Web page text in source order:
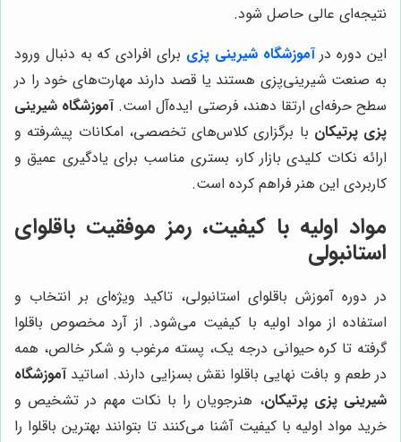
نتیجه‌ای عالی حاصل شود.
این دوره درآموزشگاه شیرینی پزی برای افرادی که به دنبال ورود
به صنعت شیرینی‌پزی هستند یا قصد دارند مهارت‌های خود را در
سطح حرفه‌ای ارتقا دهند، فرصتی ایده‌آل است.آموزشگاه شیرینی
پزی پرتیکان با برگزاری کلاس‌های تخصصی، امکانات پیشرفته و
ارائه نکات کلیدی بازار کار، بستری مناسب برای یادگیری عمیق و
کاربردی این هنر فراهم کرده است.
مواد اولیه با کیفیت، رمز موفقیت باقلوای
استانبولی
در دوره آموزش باقلوای استانبولی، تاکید ویژه‌ای بر انتخاب و
استفاده از مواد اولیه با کیفیت می‌شود. از آرد مخصوص باقلوا
گرفته تا کره حیوانی درجه یک، پسته مرغوب و شکر خالص، همه
در طعم و بافت نهایی باقلوا نقش بسزایی دارند. اساتیدآموزشگاه
شیرینی پزی پرتیکان، هنرجویان را با نکات مهم در تشخیص و
خرید مواد اولیه با کیفیت آشنا می‌کنند تا بتوانند بهترین باقلوا را